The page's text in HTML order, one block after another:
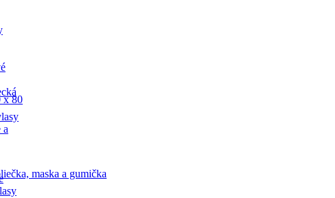
maska a gumička
a
x 80